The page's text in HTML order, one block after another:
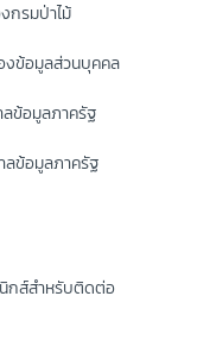
กรมป่าไม้
งข้อมูลส่วนบุคคล
ลข้อมูลภาครัฐ
ลข้อมูลภาครัฐ
กส์สำหรับติดต่อ